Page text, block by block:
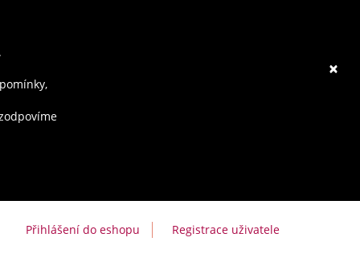
×
Přihlášení do eshopu Registrace uživatele